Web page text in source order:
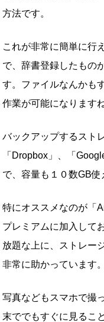
方法です。
これが非常に簡単に行
で、辞書登録したもの
す。ファイルなんかも
作業が可能になりますね
バックアップするスト
「Dropbox」、「
で、容量も１０数GB使
特にオススメなのが「
プレミアムに加入して
放題な上に、ストレー
非常に助かっています。
写真などもスマホで撮
末ででもすぐに見るこ